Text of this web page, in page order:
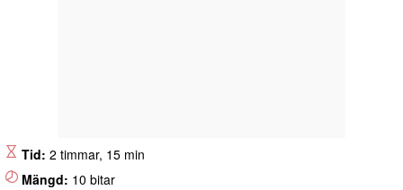
Tid: 2 timmar, 15 min
Mängd: 10 bitar